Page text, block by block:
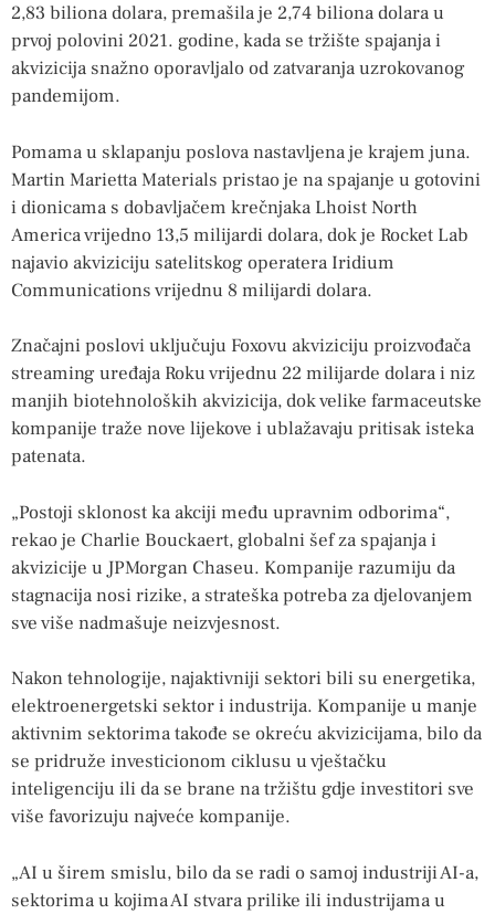
2,83 biliona dolara, premašila je 2,74 biliona dolara u
prvoj polovini 2021. godine, kada se tržište spajanja i
akvizicija snažno oporavljalo od zatvaranja uzrokovanog
pandemijom.
Pomama u sklapanju poslova nastavljena je krajem juna.
Martin Marietta Materials pristao je na spajanje u gotovini
i dionicama s dobavljačem krečnjaka Lhoist North
America vrijedno 13,5 milijardi dolara, dok je Rocket Lab
najavio akviziciju satelitskog operatera Iridium
Communications vrijednu 8 milijardi dolara.
Značajni poslovi uključuju Foxovu akviziciju proizvođača
streaming uređaja Roku vrijednu 22 milijarde dolara i niz
manjih biotehnoloških akvizicija, dok velike farmaceutske
kompanije traže nove lijekove i ublažavaju pritisak isteka
patenata.
„Postoji sklonost ka akciji među upravnim odborima“,
rekao je Charlie Bouckaert, globalni šef za spajanja i
akvizicije u JPMorgan Chaseu. Kompanije razumiju da
stagnacija nosi rizike, a strateška potreba za djelovanjem
sve više nadmašuje neizvjesnost.
Nakon tehnologije, najaktivniji sektori bili su energetika,
elektroenergetski sektor i industrija. Kompanije u manje
aktivnim sektorima takođe se okreću akvizicijama, bilo da
se pridruže investicionom ciklusu u vještačku
inteligenciju ili da se brane na tržištu gdje investitori sve
više favorizuju najveće kompanije.
„AI u širem smislu, bilo da se radi o samoj industriji AI-a,
sektorima u kojima AI stvara prilike ili industrijama u